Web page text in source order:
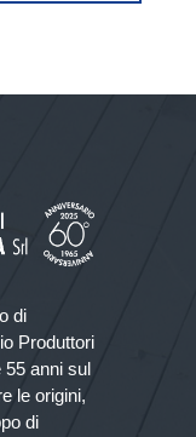
di
Produttori
55 anni sul
le origini,
di